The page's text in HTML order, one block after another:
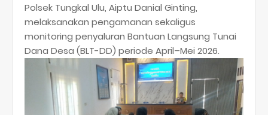
Polsek Tungkal Ulu, Aiptu Danial Ginting,
melaksanakan pengamanan sekaligus
monitoring penyaluran Bantuan Langsung Tunai
Dana Desa (BLT-DD) periode April–Mei 2026.